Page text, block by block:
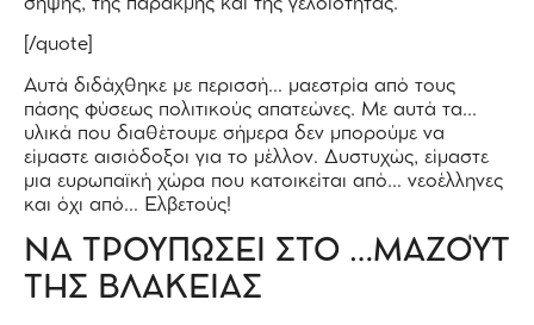
σήψης, της παρακμής και της γελοιότητας.
[/quote]
Αυτά διδάχθηκε με περισσή… μαεστρία από τους
πάσης φύσεως πολιτικούς απατεώνες. Με αυτά τα…
υλικά που διαθέτουμε σήμερα δεν μπορούμε να
είμαστε αισιόδοξοι για το μέλλον. Δυστυχώς, είμαστε
μια ευρωπαϊκή χώρα που κατοικείται από… νεοέλληνες
και όχι από… Ελβετούς!
ΝΑ ΤΡΟΥΠΩΣΕΙ ΣΤΟ …ΜΑΖΟΎΤ
ΤΗΣ ΒΛΑΚΕΙΑΣ